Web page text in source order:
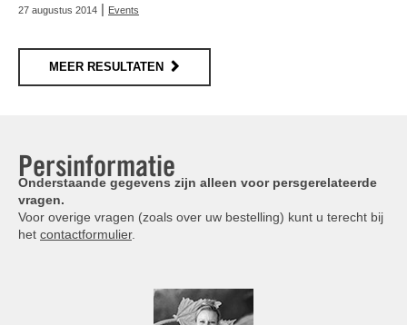
27 augustus 2014 | Events
MEER RESULTATEN
Persinformatie
Onderstaande gegevens zijn alleen voor persgerelateerde
vragen.
Voor overige vragen (zoals over uw bestelling) kunt u terecht bij
het contactformulier.